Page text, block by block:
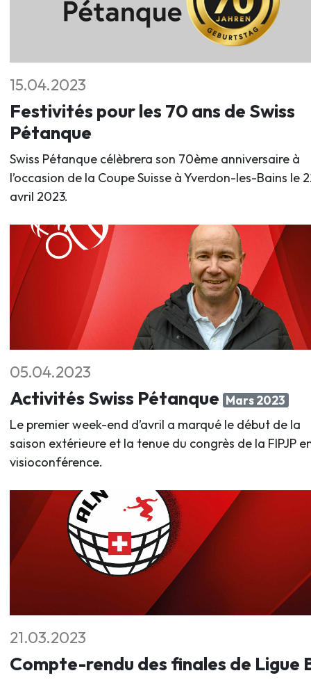
15.04.2023
Festivités pour les 70 ans de Swiss
Pétanque
Swiss Pétanque célèbrera son 70ème anniversaire à
l’occasion de la Coupe Suisse à Yverdon-les-Bains le
avril 2023.
05.04.2023
Activités Swiss Pétanque Mars 2023
Le premier week-end d’avril a marqué le début de la
saison extérieure et la tenue du congrès de la FIPJP
visioconférence.
21.03.2023
Compte-rendu des finales de Ligue